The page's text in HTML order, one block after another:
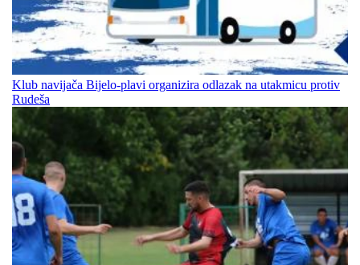
Klub navijača Bijelo-plavi organizira odlazak na utakmicu protiv
Rudeša